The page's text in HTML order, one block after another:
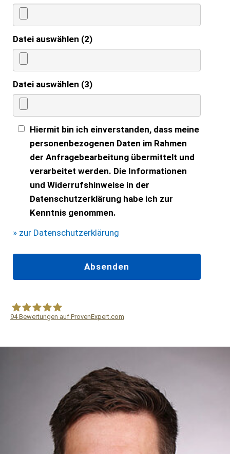
Datei auswählen (2)
Datei auswählen (3)
Hiermit bin ich einverstanden, dass meine
personenbezogenen Daten im Rahmen
der Anfragebearbeitung übermittelt und
verarbeitet werden. Die Informationen
und Widerrufshinweise in der
Datenschutzerklärung habe ich zur
Kenntnis genommen.
» zur Datenschutzerklärung
94Bewertungen auf ProvenExpert.com